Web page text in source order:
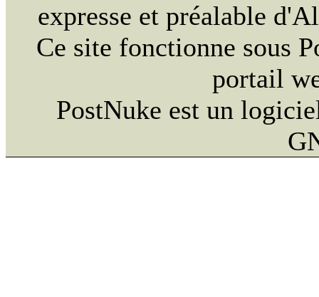
expresse et préalable
Ce site fonctionne sous
portail
PostNuke est un